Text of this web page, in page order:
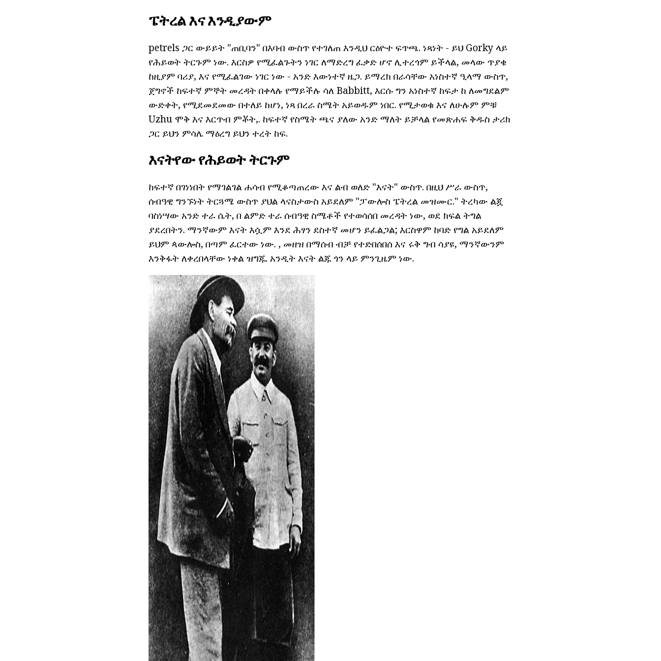
ፔትረል እና እንዲያውም
petrels ጋር ውይይት "ጠቢባን" በእባብ ውስጥ የተገለጠ እንዲህ ርዕዮተ ፍጥጫ. ነጻነት - ይህ Gorky ላይ
የሕይወት ትርጉም ነው. እርስዎ የሚፈልጉትን ነገር ለማድረግ ፈቃድ ሆኖ ሊተረጎም ይችላል, መላው ጥያቄ
ከዚያም ባሪያ, እና የሚፈልገው ነገር ነው - አንድ እውነተኛ ዜጋ. ይማረክ በራሳቸው አነስተኛ ዒላማ ውስጥ,
ጀግኖች ከፍተኛ ምኞት መረዳት በቀላሉ የማይችሉ ሳለ Babbitt, እርሱ ግን አነስተኛ ከፍታ ከ ለመግደልም
ውድቀት, የሚደመደመው በተለይ ከሆነ, ነጻ በረራ ስሜት አይወዱም ነበር. የሚታወቁ እና ለሁሉም ምቹ
Uzhu ሞቅ እና እርጥብ ምቾት,. ከፍተኛ የስሜት ጫና ያለው አንድ ማለት ይቻላል የመጽሐፍ ቅዱስ ታሪክ
ጋር ይህን ምሳሌ ማዕረግ ይህን ተረት ከፍ.
እናትየው የሕይወት ትርጉም
ከፍተኛ በገነነበት የማገልገል ሐሳብ የሚቆጣጠረው እና ልብ ወለድ "እናት" ውስጥ. በዚህ ሥራ ውስጥ,
ሰብዓዊ ግንኙነት ትርጓሜ ውስጥ ያህል ላናስታውስ አይደለም "ፓውሎስ ፔትረል መዝሙር." ትረካው ልጇ
ባስነሣው አንድ ተራ ሴት, በ ልምድ ተራ ሰብዓዊ ስሜቶች የተወሳሰበ መረዳት ነው, ወደ ክፍል ትግል
ያደረበትን. ማንኛውም እናት እሷም እንደ ሕፃን ደስተኛ መሆን ይፈልጋል; እርስዋም ከባድ የግል አይደለም
ይህም ጳውሎስ, በጣም ፈርተው ነው. , መዘዝ በማሰብ ብቻ የተድበሰበሰ እና ሩቅ ግብ ሳያዩ, ማንኛውንም
እንቅፋት ለቀረበላቸው ነቀል ዝግጁ. አንዲት እናት ልጁ ጎን ላይ ምንጊዜም ነው.